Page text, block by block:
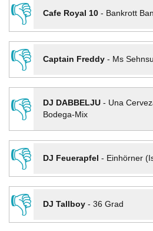
👎
Cafe Royal 10- Bankrott
👎
Captain Freddy- Ms
👎
DJ DABBELJU- Una
Bodega-Mix
👎
DJ Feuerapfel - Einhörner
👎
DJ Tallboy- 36 Grad